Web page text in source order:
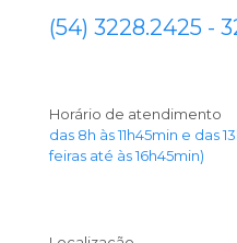
(54) 3228.2425 -
Horário de atendimento
das 8h às 11h45min e das
feiras até às 16h45min)